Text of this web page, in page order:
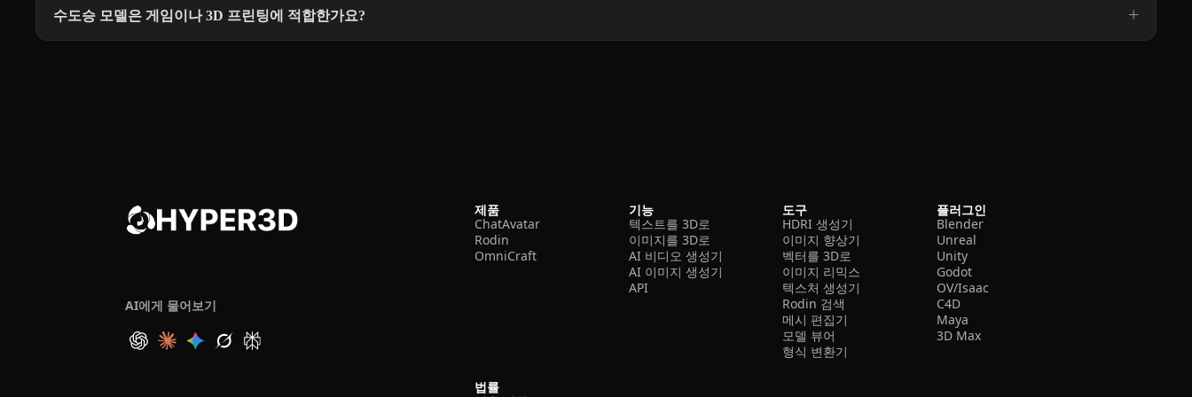
수도승 모델은 게임이나 3D 프린팅에 적합한가요?
AI에게 물어보기
제품
ChatAvatar
Rodin
OmniCraft
기능
텍스트를 3D로
이미지를 3D로
AI 비디오 생성기
AI 이미지 생성기
API
도구
HDRI 생성기
이미지 향상기
벡터를 3D로
이미지 리믹스
텍스처 생성기
Rodin 검색
메시 편집기
모델 뷰어
형식 변환기
플러그인
Blender
Unreal
Unity
Godot
OV/Isaac
C4D
Maya
3D Max
법률